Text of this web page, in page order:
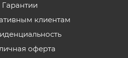
Гарантии
клиентам
оферта